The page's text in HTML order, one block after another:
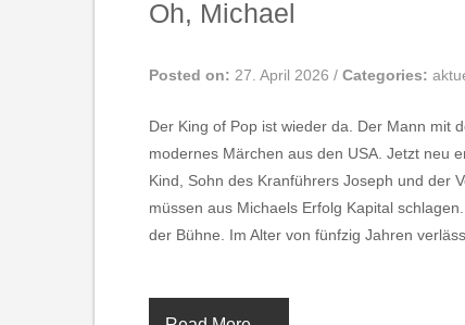
Oh, Michael
Posted on: 27. April 2026 / Categories:
Der King of Pop ist wieder da. Der Mann mit
modernes Märchen aus den USA. Jetzt neu
Kind, Sohn des Kranführers Joseph und der
müssen aus Michaels Erfolg Kapital
der Bühne. Im Alter von fünfzig Jahren